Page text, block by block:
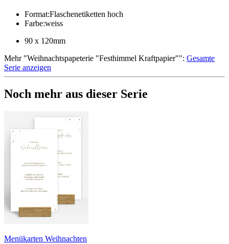
Format:Flaschenetiketten hoch
Farbe:weiss
90 x 120mm
Mehr"Weihnachtspapeterie "Festhimmel Kraftpapier"": Gesamte
Serie anzeigen
Noch mehr aus dieser Serie
Menükarten Weihnachten